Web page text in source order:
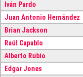
Iván Pardo
Juan Antonio Hernández
Brian Jackson
Raúl Capablo
Alberto Rubio
Edgar Jones